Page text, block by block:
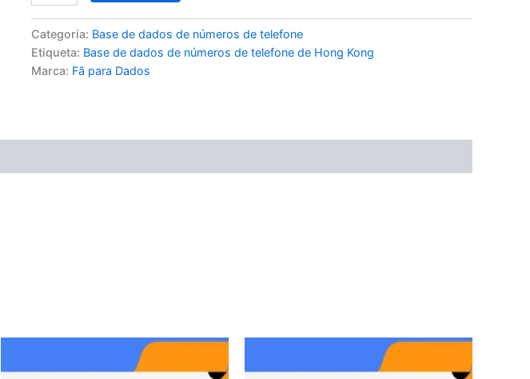
Categoria: Base de dados de números de telefone
Etiqueta: Base de dados de números de telefone de Hong Kong
Marca: Fã para Dados